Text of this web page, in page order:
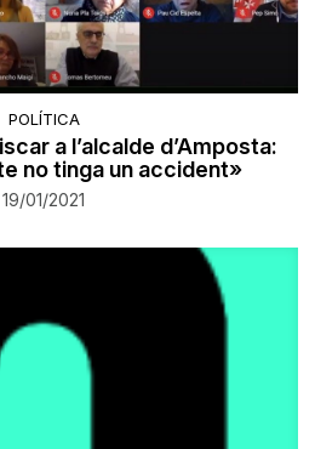
POLÍTICA
a l’alcalde d’Amposta:
no tinga un accident»
19/01/2021